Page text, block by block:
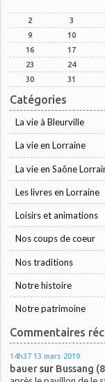
2
3
9
10
16
17
23
24
30
31
Catégories
La vie à Bleurville
La vie en Lorraine
La vie en Saône
Les livres en Lorraine
Loisirs et animations
Nos coups de coeur
Nos traditions
Notre histoire
Notre patrimoine
Commentaires
14h37 13 mars 2019
bauersur Bussang